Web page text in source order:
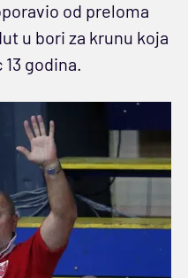
od preloma
u bori za krunu koja
godina.